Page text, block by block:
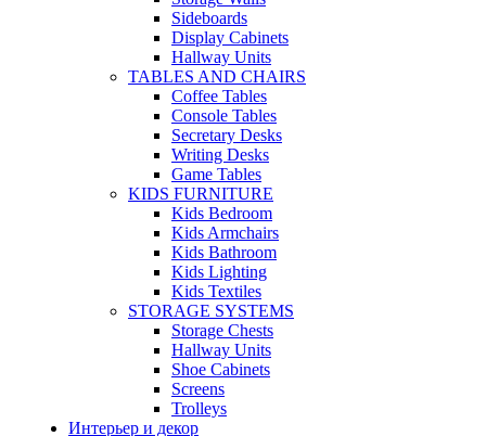
Sideboards
Display Cabinets
Hallway Units
TABLES AND CHAIRS
Coffee Tables
Console Tables
Secretary Desks
Writing Desks
Game Tables
KIDS FURNITURE
Kids Bedroom
Kids Armchairs
Kids Bathroom
Kids Lighting
Kids Textiles
STORAGE SYSTEMS
Storage Chests
Hallway Units
Shoe Cabinets
Screens
Trolleys
Интерьер и декор